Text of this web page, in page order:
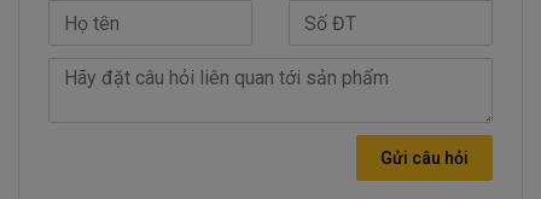
Nhận biết pin dell Vostro 5480 hư
Pin Dell Precision, Inspiron, Latitude, Vostro bị
Gửi câu hỏi